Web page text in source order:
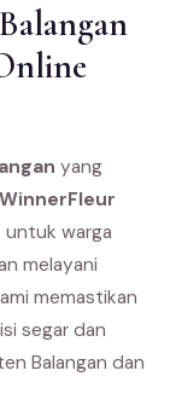
yang
WinnerFleur
warga
melayani
memastikan
segar dan
Balangan dan